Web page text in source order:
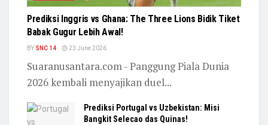
Prediksi Inggris vs Ghana: The Three Lions Bidik Tiket
Babak Gugur Lebih Awal!
BY SNC 14 23 June 2026
Suaranusantara.com - Panggung Piala Dunia
2026 kembali menyajikan duel...
Prediksi Portugal vs Uzbekistan: Misi
Bangkit Selecao das Quinas!